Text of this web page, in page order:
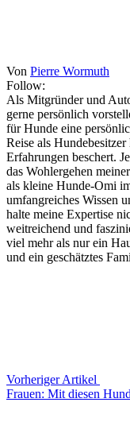
Von Pierre Wormuth
Follow:
Als Mitgründer und
gerne persönlich
für Hunde eine
Reise als
Erfahrungen beschert.
das Wohlergehen
als kleine Hunde-Omi
umfangreiches Wissen
halte meine Expertise
weitreichend und
viel mehr als nur ein
und ein geschätztes
Vorheriger Artikel
Frauen: Mit diesen